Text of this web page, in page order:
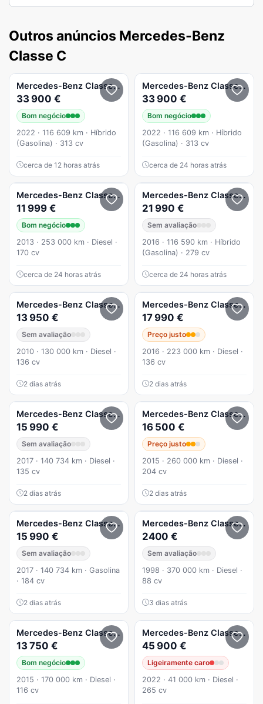
Outros anúncios Mercedes-Benz
Classe C
Mercedes-Benz Classe C
33 900 €
Bom negócio
2022 · 116 609 km · Híbrido
(Gasolina) · 313 cv
cerca de 12 horas atrás
Mercedes-Benz Classe C
33 900 €
Bom negócio
2022 · 116 609 km · Híbrido
(Gasolina) · 313 cv
cerca de 24 horas atrás
Mercedes-Benz Classe C C 220 BlueTEC Avantgarde
11 999 €
Bom negócio
2013 · 253 000 km · Diesel ·
170 cv
cerca de 24 horas atrás
Mercedes-Benz Classe C
21 990 €
Sem avaliação
2016 · 116 590 km · Híbrido
(Gasolina) · 279 cv
cerca de 24 horas atrás
Mercedes-Benz Classe C
13 950 €
Sem avaliação
2010 · 130 000 km · Diesel ·
136 cv
2 dias atrás
Mercedes-Benz Classe C
17 990 €
Preço justo
2016 · 223 000 km · Diesel ·
136 cv
2 dias atrás
Mercedes-Benz Classe C
15 990 €
Sem avaliação
2017 · 140 734 km · Diesel ·
135 cv
2 dias atrás
Mercedes-Benz Classe C
16 500 €
Preço justo
2015 · 260 000 km · Diesel ·
204 cv
2 dias atrás
Mercedes-Benz Classe C C 200 BlueTEC Avantgarde
15 990 €
Sem avaliação
2017 · 140 734 km · Gasolina
· 184 cv
2 dias atrás
Mercedes-Benz Classe C
2400 €
Sem avaliação
1998 · 370 000 km · Diesel ·
88 cv
3 dias atrás
Mercedes-Benz Classe C C 180 BlueTEC
13 750 €
Bom negócio
2015 · 170 000 km · Diesel ·
116 cv
Mercedes-Benz Classe C
45 900 €
Ligeiramente caro
2022 · 41 000 km · Diesel ·
265 cv